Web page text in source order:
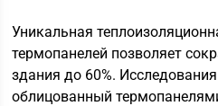
Уникальная
термопанелей позволяет
здания до 60%.
облицованный